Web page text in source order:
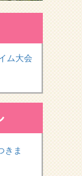
ム大会
きま